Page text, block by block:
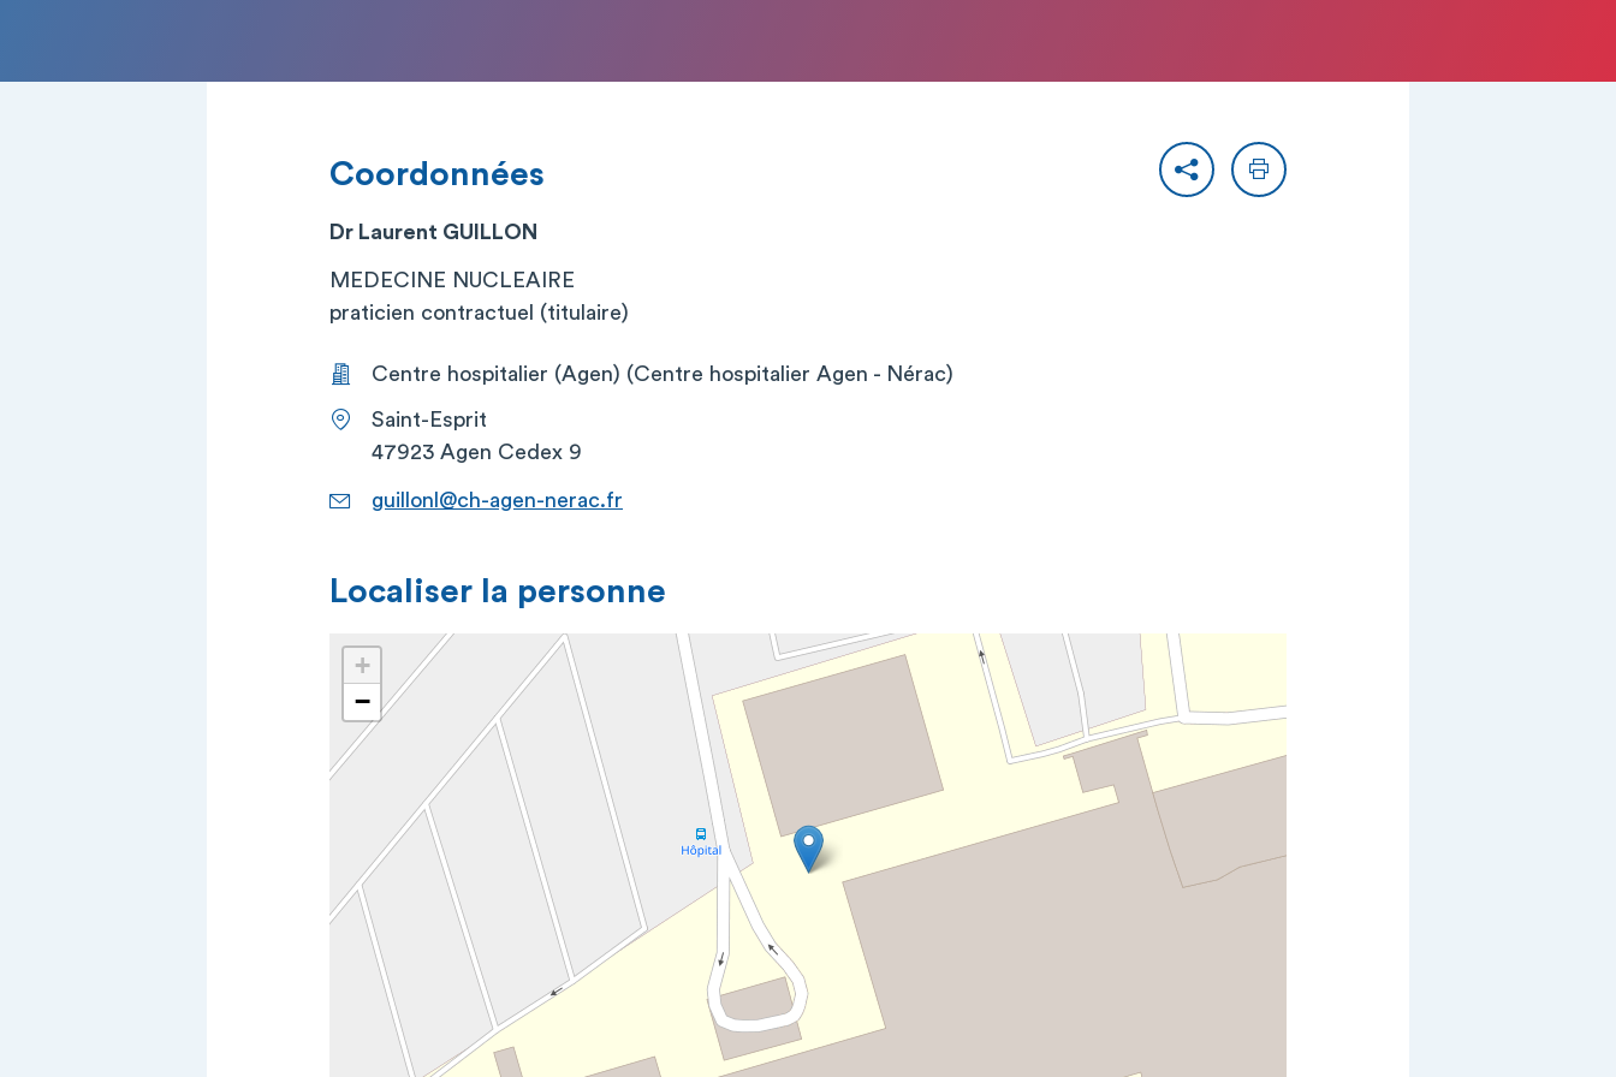
PartagerImprimer
Coordonnées
Dr Laurent GUILLON
MEDECINE NUCLEAIRE
praticien contractuel (titulaire)
Centre hospitalier (Agen) (Centre hospitalier Agen - Nérac)
Saint-Esprit
47923 Agen Cedex 9
guillonl@ch-agen-nerac.fr
Localiser la personne
+
−